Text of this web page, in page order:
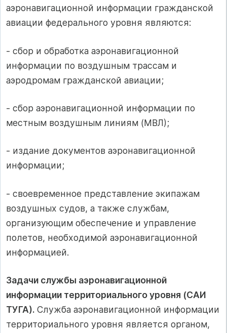
аэронавигационной информации гражданской
авиации федерального уровня являются:
- сбор и обработка аэронавигационной
информации по воздушным трассам и
аэродромам гражданской авиации;
- сбор аэронавигационной информации по
местным воздушным линиям (МВЛ);
- издание документов аэронавигационной
информации;
- своевременное представление экипажам
воздушных судов, а также службам,
организующим обеспечение и управление
полетов, необходимой аэронавигационной
информацией.
Задачи службы аэронавигационной
информации территориального уровня (САИ
ТУГА). Служба аэронавигационной информации
территориального уровня является органом,